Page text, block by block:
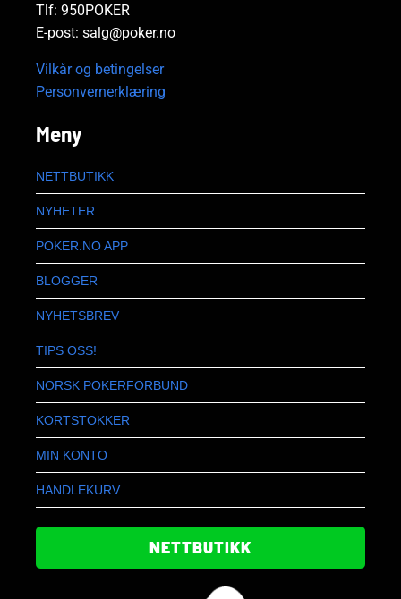
Tlf: 950POKER
E-post: salg@poker.no
Vilkår og betingelser
Personvernerklæring
Meny
NETTBUTIKK
NYHETER
POKER.NO APP
BLOGGER
NYHETSBREV
TIPS OSS!
NORSK POKERFORBUND
KORTSTOKKER
MIN KONTO
HANDLEKURV
NETTBUTIKK